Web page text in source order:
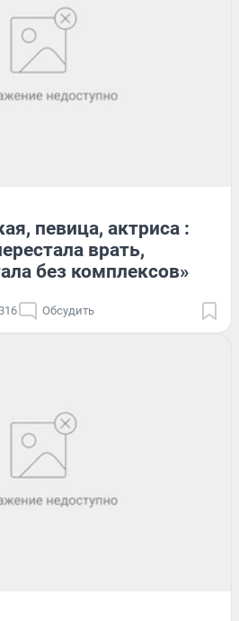
певица, актриса :
врать,
без комплексов»
Обсудить